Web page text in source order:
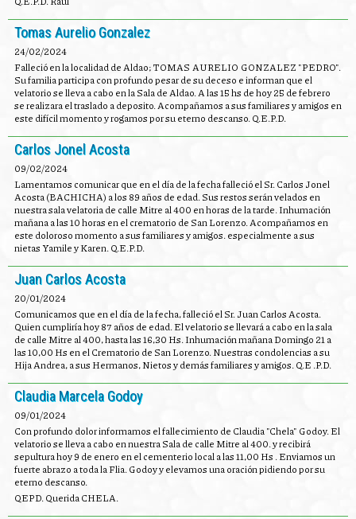
Tomas Aurelio Gonzalez
24/02/2024
Falleció en la localidad de Aldao; TOMAS AURELIO GONZALEZ "PEDRO".
Su familia participa con profundo pesar de su deceso e informan que el
velatorio se lleva a cabo en la Sala de Aldao. A las 15 hs de hoy 25 de febrero
se realizara el traslado a deposito. Acompañamos a sus familiares y amigos en
este difícil momento y rogamos por su eterno descanso. Q.E.P.D.
Carlos Jonel Acosta
09/02/2024
Lamentamos comunicar que en el día de la fecha falleció el Sr. Carlos Jonel
Acosta (BACHICHA) a los 89 años de edad. Sus restos serán velados en
nuestra sala velatoria de calle Mitre al 400 en horas de la tarde. Inhumación
mañana a las 10 horas en el crematorio de San Lorenzo. Acompañamos en
este doloroso momento a sus familiares y amigos. especialmente a sus
nietas Yamile y Karen. Q.E.P.D.
Juan Carlos Acosta
20/01/2024
Comunicamos que en el día de la fecha, falleció el Sr. Juan Carlos Acosta.
Quien cumpliría hoy 87 años de edad. El velatorio se llevará a cabo en la sala
de calle Mitre al 400, hasta las 16,30 Hs. Inhumación mañana Domingo 21 a
las 10,00 Hs en el Crematorio de San Lorenzo. Nuestras condolencias a su
Hija Andrea, a sus Hermanos, Nietos y demás familiares y amigos. Q.E .P.D.
Claudia Marcela Godoy
09/01/2024
Con profundo dolor informamos el fallecimiento de Claudia "Chela" Godoy. El
velatorio se lleva a cabo en nuestra Sala de calle Mitre al 400. y recibirá
sepultura hoy 9 de enero en el cementerio local a las 11,00 Hs . Enviamos un
fuerte abrazo a toda la Flia. Godoy y elevamos una oración pidiendo por su
eterno descanso.
QEPD. Querida CHELA.